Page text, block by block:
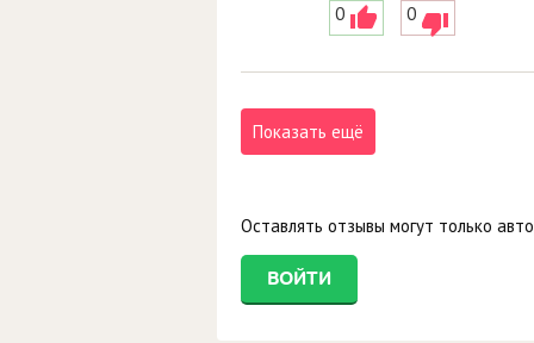
0 0
Показать ещё
Оставлять отзывы могут только
ВОЙТИ